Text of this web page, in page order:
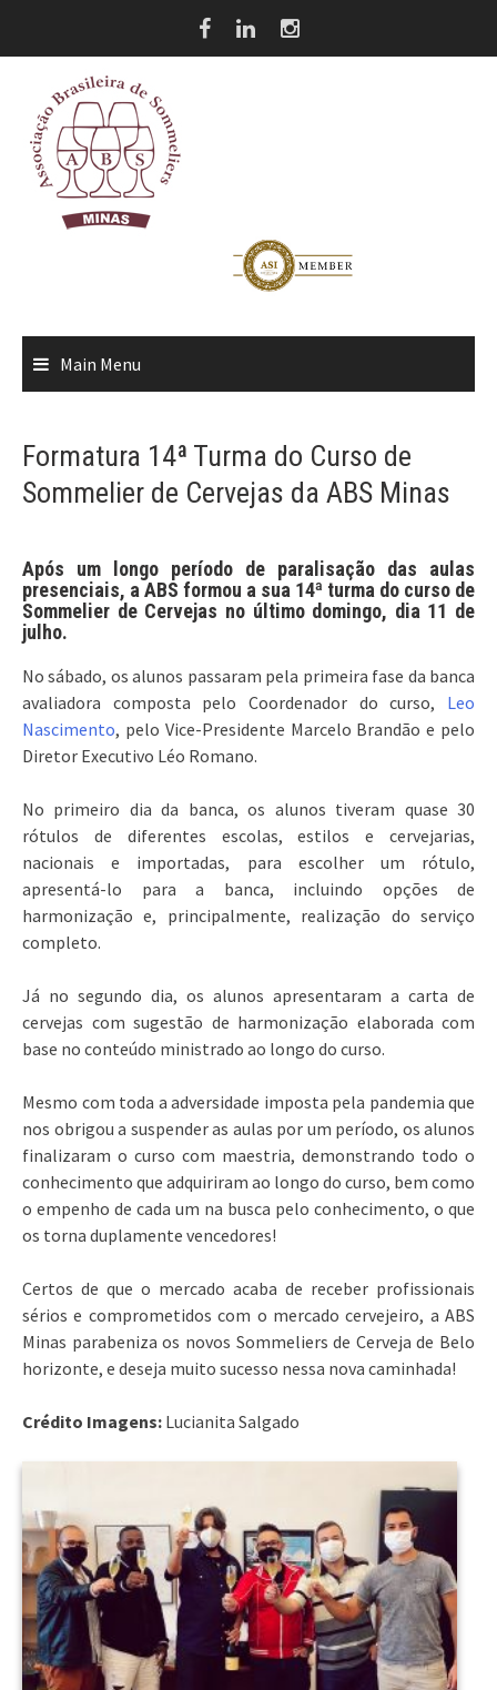
Main Menu
Formatura 14ª Turma do Curso de
Sommelier de Cervejas da ABS Minas
Após um longo período de paralisação das aulas
presenciais, a ABS formou a sua 14ª turma do curso de
Sommelier de Cervejas no último domingo, dia 11 de
julho.
No sábado, os alunos passaram pela primeira fase da banca
avaliadora composta pelo Coordenador do curso, Leo
Nascimento, pelo Vice-Presidente Marcelo Brandão e pelo
Diretor Executivo Léo Romano.
No primeiro dia da banca, os alunos tiveram quase 30
rótulos de diferentes escolas, estilos e cervejarias,
nacionais e importadas, para escolher um rótulo,
apresentá-lo para a banca, incluindo opções de
harmonização e, principalmente, realização do serviço
completo.
Já no segundo dia, os alunos apresentaram a carta de
cervejas com sugestão de harmonização elaborada com
base no conteúdo ministrado ao longo do curso.
Mesmo com toda a adversidade imposta pela pandemia que
nos obrigou a suspender as aulas por um período, os alunos
finalizaram o curso com maestria, demonstrando todo o
conhecimento que adquiriram ao longo do curso, bem como
o empenho de cada um na busca pelo conhecimento, o que
os torna duplamente vencedores!
Certos de que o mercado acaba de receber profissionais
sérios e comprometidos com o mercado cervejeiro, a ABS
Minas parabeniza os novos Sommeliers de Cerveja de Belo
horizonte, e deseja muito sucesso nessa nova caminhada!
Crédito Imagens: Lucianita Salgado